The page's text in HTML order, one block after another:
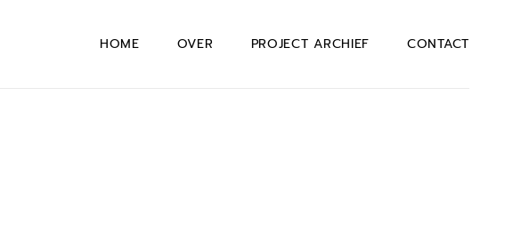
HOME OVER PROJECT ARCHIEF CONTACT